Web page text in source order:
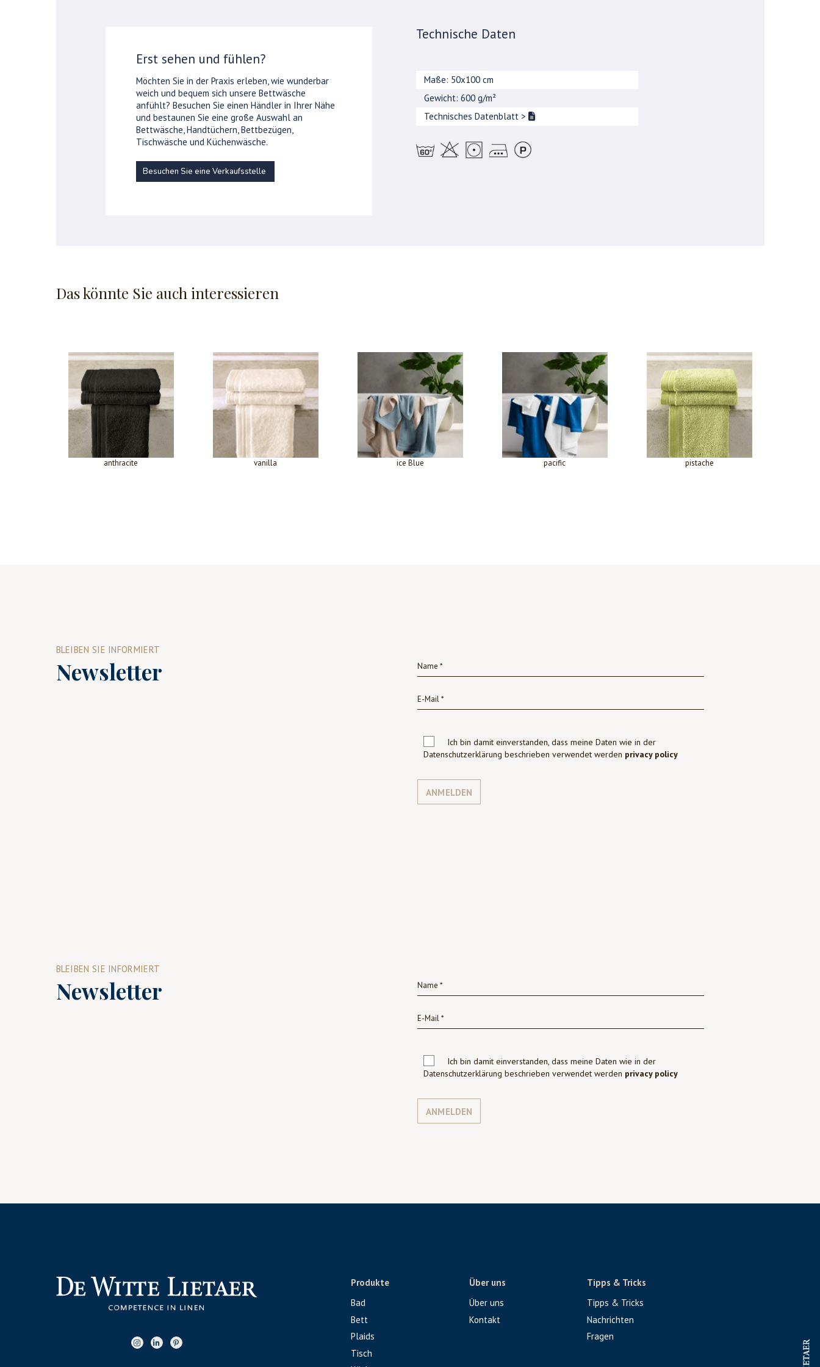
Erst sehen und fühlen?
Möchten Sie in der Praxis erleben, wie wunderbar
weich und bequem sich unsere Bettwäsche
anfühlt? Besuchen Sie einen Händler in Ihrer Nähe
und bestaunen Sie eine große Auswahl an
Bettwäsche, Handtüchern, Bettbezügen,
Tischwäsche und Küchenwäsche.
Besuchen Sie eine Verkaufsstelle
Technische Daten
Maße: 50x100 cm
Gewicht: 600 g/m²
Technisches Datenblatt >
Das könnte Sie auch interessieren
anthracite vanilla ice Blue pacific pistache
BLEIBEN SIE INFORMIERT
Newsletter
Ich bin damit einverstanden, dass meine Daten wie in der
Datenschutzerklärung beschrieben verwendet werden privacy policy
ANMELDEN
BLEIBEN SIE INFORMIERT
Newsletter
Ich bin damit einverstanden, dass meine Daten wie in der
Datenschutzerklärung beschrieben verwendet werden privacy policy
ANMELDEN
Produkte
Bad
Bett
Plaids
Tisch
Über uns
Über uns
Kontakt
Tipps & Tricks
Tipps & Tricks
Nachrichten
Fragen